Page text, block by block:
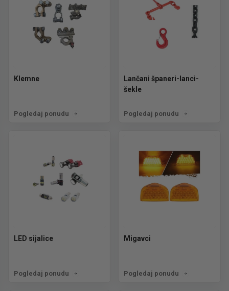
Klemne
Pogledaj ponudu
Lančani španeri-lanci-
šekle
Pogledaj ponudu
LED sijalice
Pogledaj ponudu
Migavci
Pogledaj ponudu